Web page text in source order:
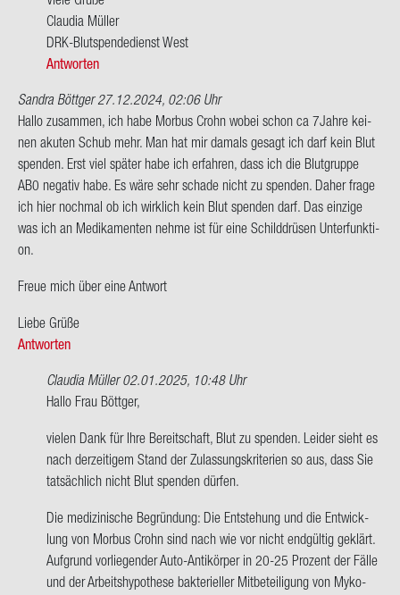
dre­
as
Karl
Clau­dia Mül­ler
DRK-​Blutspendedienst West
Antworten
Sandra Böttger27.12.2024, 02:06 Uhr
Hallo zu­sam­men, ich habe Mor­bus Crohn wobei schon ca 7Jahre kei­
nen aku­ten Schub mehr. Man hat mir da­mals ge­sagt ich darf kein Blut
spen­den. Erst viel spä­ter habe ich er­fah­ren, dass ich die Blut­grup­pe
AB0 ne­ga­tiv habe. Es wäre sehr scha­de nicht zu spen­den. Daher frage
ich hier noch­mal ob ich wirk­lich kein Blut spen­den darf. Das ein­zi­ge
was ich an Me­di­ka­men­ten nehme ist für eine Schild­drü­sen Un­ter­funk­ti­
on.
Freue mich über eine Ant­wort
Liebe Grüße
Antworten
Claudia Müller02.01.2025, 10:48 Uhr
Ant­
auf
Hallo
zu­
sam­
men,
ich
habe…
Hallo Frau Bött­ger,
vie­len Dank für Ihre Be­reit­schaft, Blut zu spen­den. Lei­der sieht es
nach der­zei­ti­gem Stand der Zu­las­sungs­kri­te­ri­en so aus, dass Sie
tat­säch­lich nicht Blut spen­den dür­fen.
Die me­di­zi­ni­sche Be­grün­dung: Die Ent­ste­hung und die Ent­wick­
lung von Mor­bus Crohn sind nach wie vor nicht end­gül­tig ge­klärt.
Auf­grund vor­lie­gen­der Auto-​Antikörper in 20-25 Pro­zent der Fälle
und der Ar­beits­hy­po­the­se bak­te­ri­el­ler Mit­be­tei­li­gung von My­ko­